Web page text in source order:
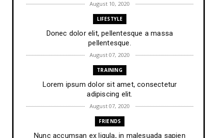
August 10, 2020
LIFESTYLE
Donec dolor elit, pellentesque a massa
pellentesque.
August 07, 2020
TRAINING
Lorem ipsum dolor sit amet, consectetur
adipiscing elit.
August 07, 2020
FRIENDS
Nunc accumsan ex ligula, in malesuada sapien